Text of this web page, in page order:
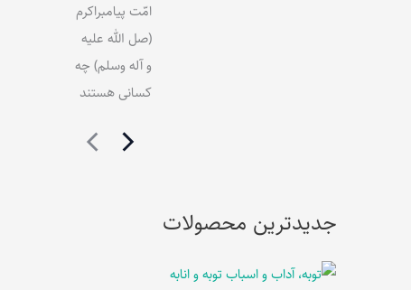
امّت پیامبراکرم
(صل الله علیه
و آله وسلم) چه
کسانی هستند
جدیدترین محصولات